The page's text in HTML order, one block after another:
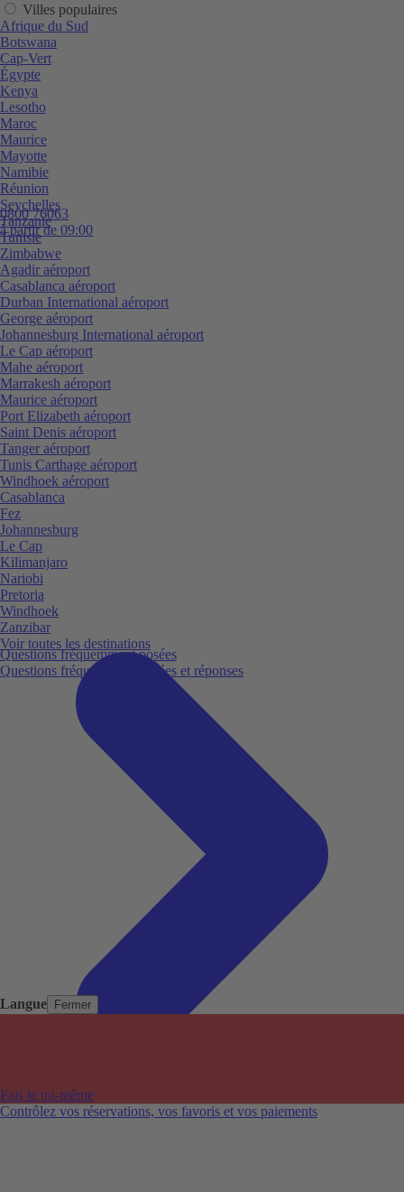
Langue Fermer
0800 76063
à partir de 09:00
Questions fréquemment posées
Questions fréquemment posées et réponses
Fais le toi-même
Contrôlez vos réservations, vos favoris et vos paiements
Villes populaires
Afrique du Sud
Botswana
Cap-Vert
Égypte
Kenya
Lesotho
Maroc
Maurice
Mayotte
Namibie
Réunion
Seychelles
Tanzanie
Tunisie
Zimbabwe
Agadir aéroport
Casablanca aéroport
Durban International aéroport
George aéroport
Johannesburg International aéroport
Le Cap aéroport
Mahe aéroport
Marrakesh aéroport
Maurice aéroport
Port Elizabeth aéroport
Saint Denis aéroport
Tanger aéroport
Tunis Carthage aéroport
Windhoek aéroport
Casablanca
Fez
Johannesburg
Le Cap
Kilimanjaro
Nariobi
Pretoria
Windhoek
Zanzibar
Voir toutes les destinations
Aéroports populaires
Villes populaires
Australie